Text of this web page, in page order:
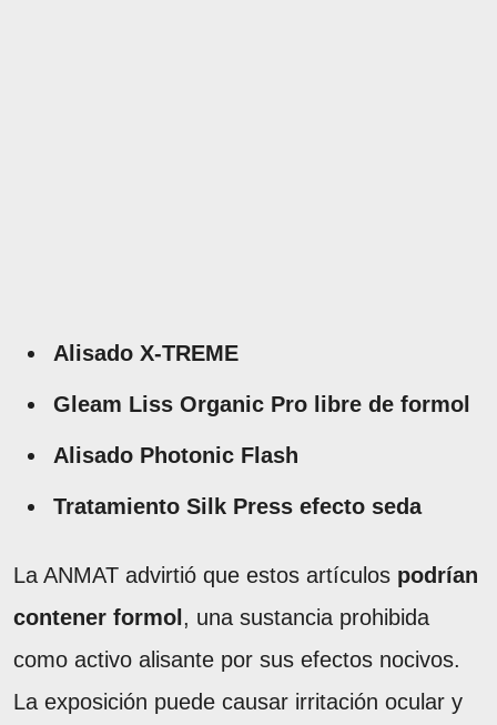
Alisado X-TREME
Gleam Liss Organic Pro libre de formol
Alisado Photonic Flash
Tratamiento Silk Press efecto seda
La ANMAT advirtió que estos artículos podrían
contener formol , una sustancia prohibida
como activo alisante por sus efectos nocivos.
La exposición puede causar irritación ocular y